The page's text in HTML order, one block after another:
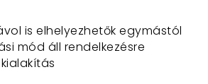
is elhelyezhetők egymástól
mód áll rendelkezésre